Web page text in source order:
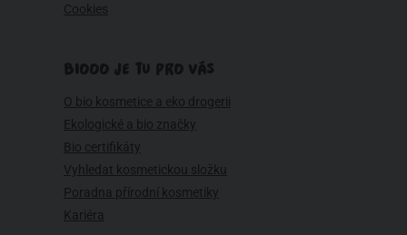
Cookies
BIOOO JE TU PRO VÁS
O bio kosmetice a eko drogerii
Ekologické a bio značky
Bio certifikáty
Vyhledat kosmetickou složku
Poradna přírodní kosmetiky
Kariéra